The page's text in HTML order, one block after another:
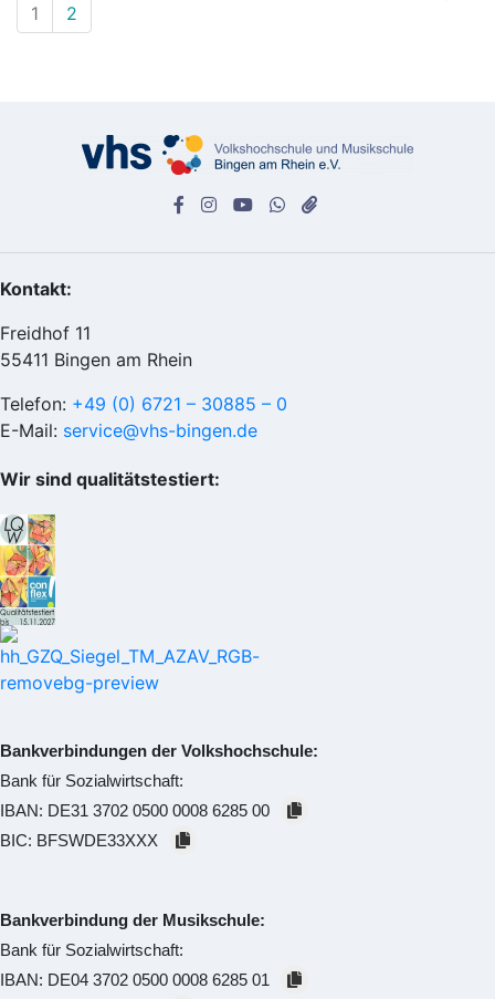
1 2
Kontakt:
Freidhof 11
55411 Bingen am Rhein
Telefon: +49 (0) 6721 – 30885 – 0
E-Mail: service@vhs-bingen.de
Wir sind qualitätstestiert:
Bankverbindungen der Volkshochschule:
Bank für Sozialwirtschaft:
IBAN: DE31 3702 0500 0008 6285 00
BIC: BFSWDE33XXX
Bankverbindung der Musikschule:
Bank für Sozialwirtschaft:
IBAN: DE04 3702 0500 0008 6285 01